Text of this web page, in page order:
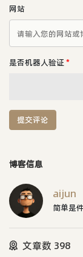
网站
是否机器人验证 *
提交评论
博客信息
aijun
简单是
文章数 398